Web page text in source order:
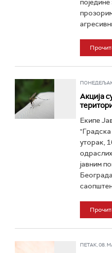
ПОНЕДЕЉАК,
Акција
Екипе
уторак,
јавним
ПЕТАК, 08.